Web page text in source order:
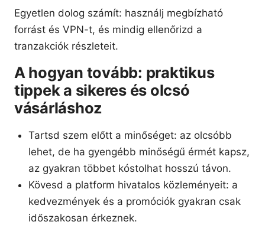
Egyetlen dolog számít: használj megbízható
forrást és VPN-t, és mindig ellenőrizd a
tranzakciók részleteit.
A hogyan tovább: praktikus
tippek a sikeres és olcsó
vásárláshoz
Tartsd szem előtt a minőséget: az olcsóbb
lehet, de ha gyengébb minőségű érmét kapsz,
az gyakran többet kóstolhat hosszú távon.
Kövesd a platform hivatalos közleményeit: a
kedvezmények és a promóciók gyakran csak
időszakosan érkeznek.